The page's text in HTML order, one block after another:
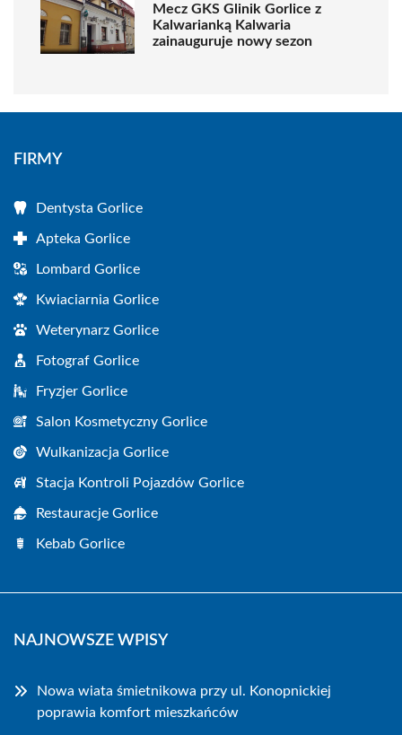
Mecz GKS Glinik Gorlice z
Kalwarianką Kalwaria
zainauguruje nowy sezon
FIRMY
Dentysta Gorlice
Apteka Gorlice
Lombard Gorlice
Kwiaciarnia Gorlice
Weterynarz Gorlice
Fotograf Gorlice
Fryzjer Gorlice
Salon Kosmetyczny Gorlice
Wulkanizacja Gorlice
Stacja Kontroli Pojazdów Gorlice
Restauracje Gorlice
Kebab Gorlice
NAJNOWSZE WPISY
Nowa wiata śmietnikowa przy ul. Konopnickiej
poprawia komfort mieszkańców